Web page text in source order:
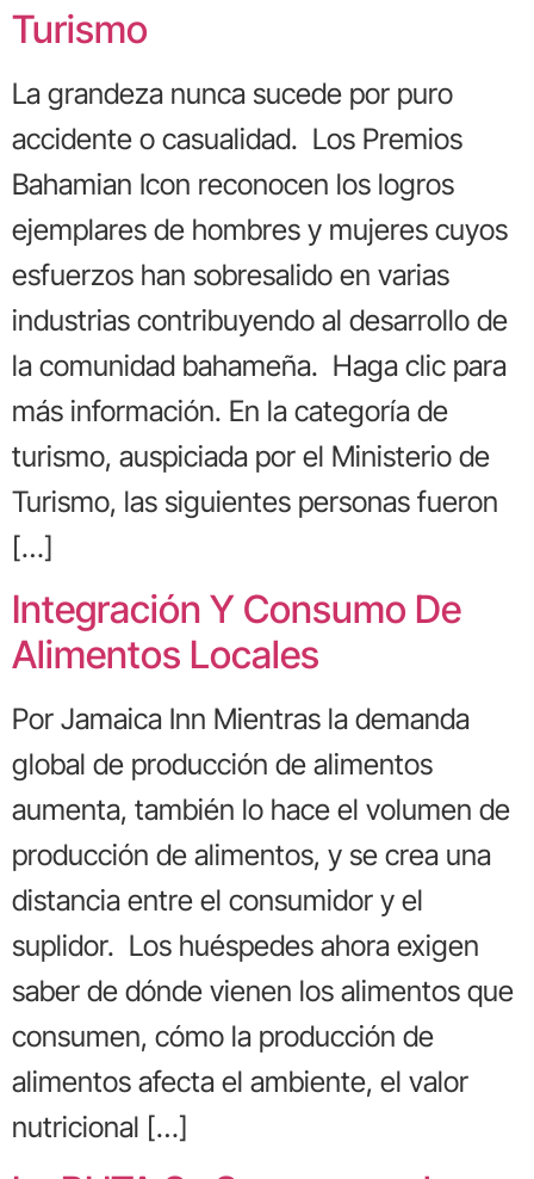
Turismo
La grandeza nunca sucede por puro
accidente o casualidad. Los Premios
Bahamian Icon reconocen los logros
ejemplares de hombres y mujeres cuyos
esfuerzos han sobresalido en varias
industrias contribuyendo al desarrollo de
la comunidad bahameña. Haga clic para
más información. En la categoría de
turismo, auspiciada por el Ministerio de
Turismo, las siguientes personas fueron
[…]
Integración Y Consumo De
Alimentos Locales
Por Jamaica Inn Mientras la demanda
global de producción de alimentos
aumenta, también lo hace el volumen de
producción de alimentos, y se crea una
distancia entre el consumidor y el
suplidor. Los huéspedes ahora exigen
saber de dónde vienen los alimentos que
consumen, cómo la producción de
alimentos afecta el ambiente, el valor
nutricional […]